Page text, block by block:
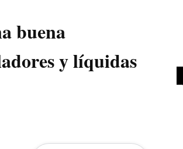
buena
y líquidas